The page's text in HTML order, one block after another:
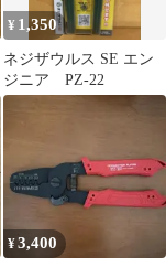
¥ 1,350
ネジザウルス SE エン
ジニア PZ-22
¥3,400